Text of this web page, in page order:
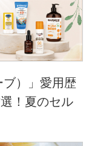
）」愛用歴
！夏のセル